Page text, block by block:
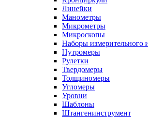
Линейки
Манометры
Микрометры
Микроскопы
Наборы измерительного
Нутромеры
Рулетки
Твердомеры
Толщиномеры
Угломеры
Уровни
Шаблоны
Штангенинструмент